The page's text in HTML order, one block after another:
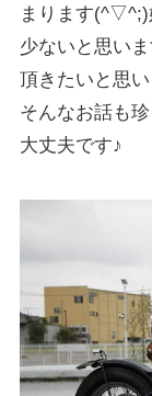
まります(^▽^;)
少ないと思い
頂きたいと思
そんなお話も
大丈夫です♪